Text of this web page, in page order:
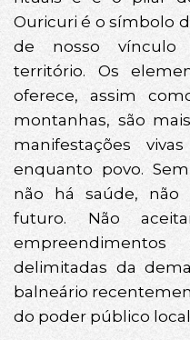
Ouricuri é o símbolo
de nosso vínculo
território. Os
oferece, assim
montanhas, são
manifestações
enquanto povo.
não há saúde, não
futuro. Não
delimitadas da
balneário
do poder público